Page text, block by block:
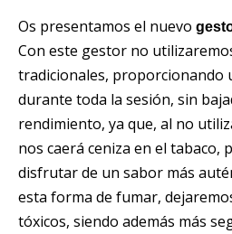
Os presentamos el nuevo
Con este gestor no
tradicionales, proporcionando
durante toda la sesión, sin
rendimiento, ya que, al no
nos caerá ceniza en el tabaco,
disfrutar de un sabor más
esta forma de fumar,
tóxicos, siendo además más